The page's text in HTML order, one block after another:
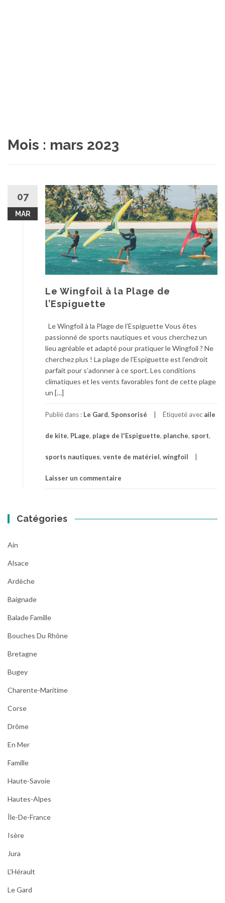
Mois : mars 2023
07
MAR
Le Wingfoil à la Plage de
l’Espiguette
Le Wingfoil à la Plage de l’Espiguette Vous êtes
passionné de sports nautiques et vous cherchez un
lieu agréable et adapté pour pratiquer le Wingfoil ? Ne
cherchez plus ! La plage de l’Espiguette est l’endroit
parfait pour s’adonner à ce sport. Les conditions
climatiques et les vents favorables font de cette plage
un […]
Publié dans : Le Gard, Sponsorisé Étiqueté avec aile
de kite, PLage, plage de l'Espiguette, planche, sport,
sports nautiques, vente de matériel, wingfoil
Laisser un commentaire
Catégories
Ain
Alsace
Ardèche
Baignade
Balade Famille
Bouches Du Rhône
Bretagne
Bugey
Charente-Maritime
Corse
Drôme
En Mer
Famille
Haute-Savoie
Hautes-Alpes
Île-De-France
Isère
Jura
L'Hérault
Le Gard